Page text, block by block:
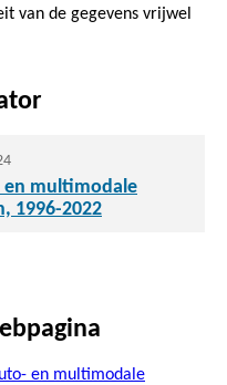
van de gegevens vrijwel
en multimodale
1996-2022
en multimodale